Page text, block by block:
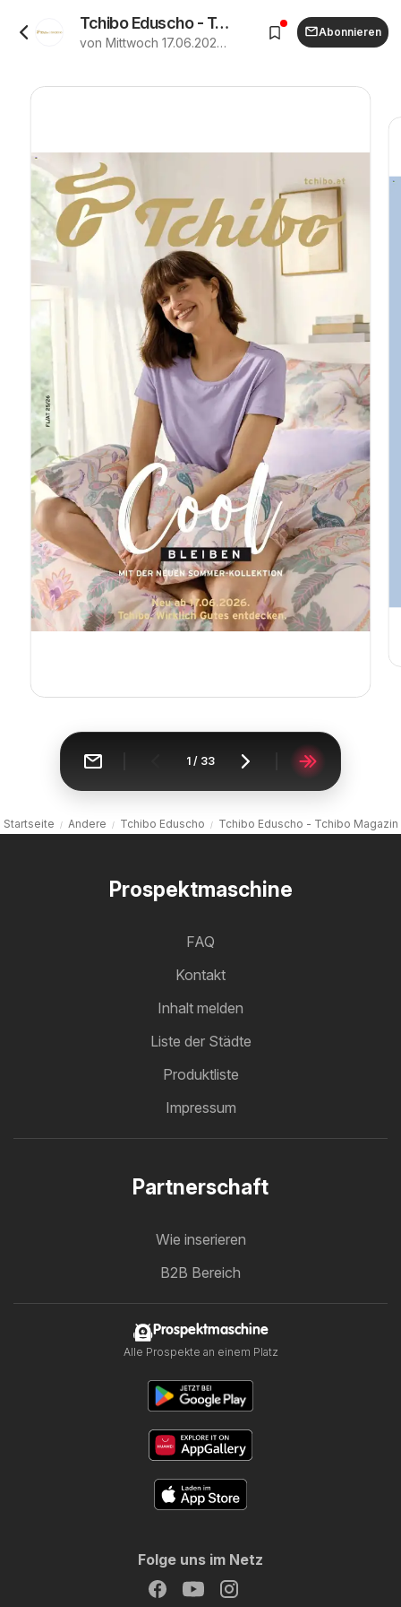
Tchibo Eduscho - Tchibo Magazin ab (17.06.2026 - 24.06.2026)
von Mittwoch 17.06.2026 bis Mittwoch 24.06.2026
Abonnieren
1 / 33
Startseite Andere Tchibo Eduscho Tchibo Eduscho - Tchibo Magazin
Prospektmaschine
FAQ
Kontakt
Inhalt melden
Liste der Städte
Produktliste
Impressum
Partnerschaft
Wie inserieren
B2B Bereich
Prospektmaschine
Alle Prospekte an einem Platz
Folge uns im Netz